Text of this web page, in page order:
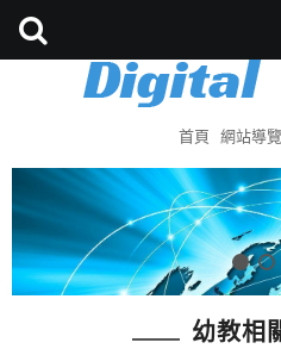
首頁 網站導覽
幼教相